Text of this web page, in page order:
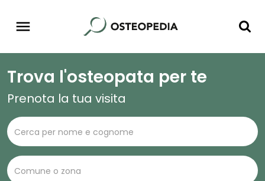
Trova l'osteopata per te
Prenota la tua visita